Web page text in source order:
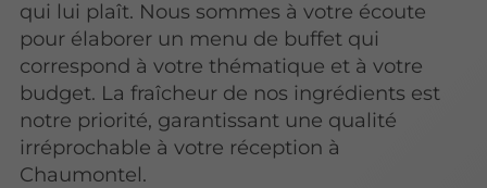
qui lui plaît. Nous sommes à votre écoute
pour élaborer un menu de buffet qui
correspond à votre thématique et à votre
budget. La fraîcheur de nos ingrédients est
notre priorité, garantissant une qualité
irréprochable à votre réception à
Chaumontel.